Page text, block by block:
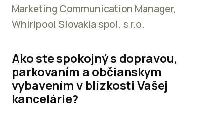
Marketing Communication Manager,
Whirlpool Slovakia spol. s r.o.
Ako ste spokojný s dopravou,
parkovaním a občianskym
vybavením v blízkosti Vašej
kancelárie?